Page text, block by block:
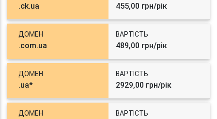
.ck.ua 455,00 грн/рік
ДОМЕН
.com.ua
ВАРТІСТЬ
489,00 грн/рік
ДОМЕН
.ua*
ВАРТІСТЬ
2929,00 грн/рік
ДОМЕН ВАРТІСТЬ